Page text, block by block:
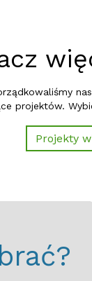
www.srkunfe.pl
jest
projektów.
Projekty